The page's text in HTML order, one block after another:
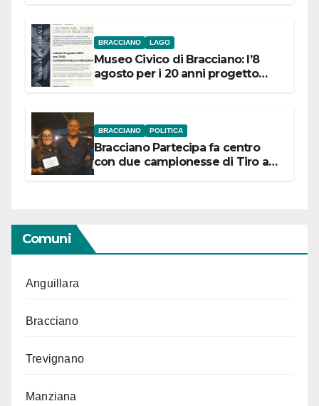
BRACCIANO LAGO
Museo Civico di Bracciano: l’8
agosto per i 20 anni progetto
BRACCIANO POLITICA
Bracciano Partecipa fa centro
con due campionesse di Tiro a
Comuni
Anguillara
Bracciano
Trevignano
Manziana